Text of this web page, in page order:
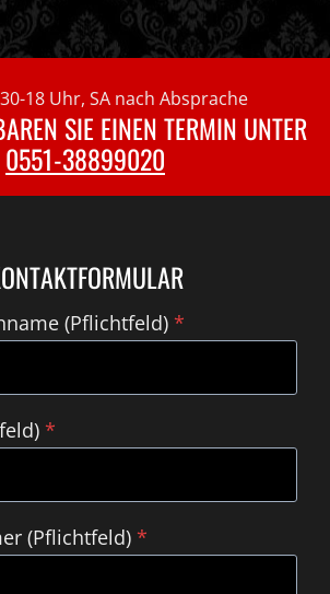
18 Uhr, SA nach Absprache
SIE EINEN TERMIN UNTER
0551-38899020
(Pflichtfeld) *
*
(Pflichtfeld) *